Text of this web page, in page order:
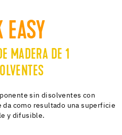
MADERA DE 1
sin disolventes con
da como resultado una superficie
y difusible.